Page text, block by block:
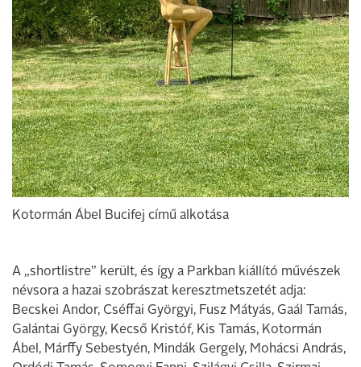
Kotormán Ábel Bucifej című alkotása
A „shortlistre” került, és így a Parkban kiállító művészek
névsora a hazai szobrászat keresztmetszetét adja:
Becskei Andor, Cséffai Györgyi, Fusz Mátyás, Gaál Tamás,
Galántai György, Kecső Kristóf, Kis Tamás, Kotormán
Ábel, Márffy Sebestyén, Mindák Gergely, Mohácsi András,